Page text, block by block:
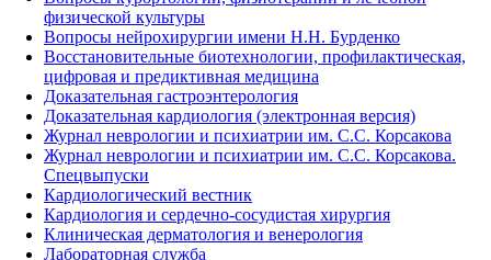
физической культуры
Вопросы нейрохирургии имени Н.Н. Бурденко
Восстановительные биотехнологии, профилактическая,
цифровая и предиктивная медицина
Доказательная гастроэнтерология
Доказательная кардиология (электронная версия)
Журнал неврологии и психиатрии им. С.С. Корсакова
Журнал неврологии и психиатрии им. С.С. Корсакова.
Спецвыпуски
Кардиологический вестник
Кардиология и сердечно-сосудистая хирургия
Клиническая дерматология и венерология
Лабораторная служба